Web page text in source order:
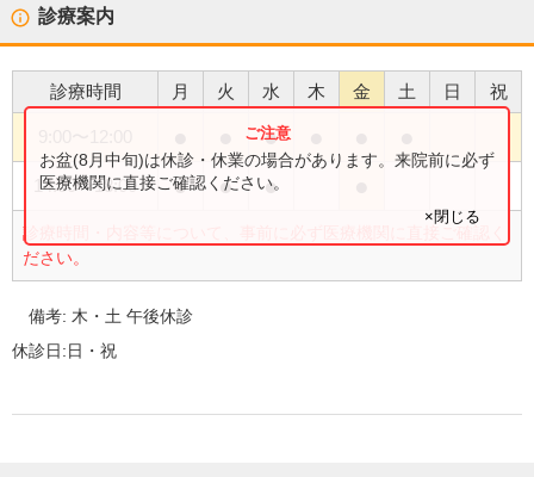
診療案内
診療時間 月 火 水 木 金 土 日 祝
●
14:00〜18:00 ● ● ●
診療時間・内容等について、事前に必ず医療機関に直接ご確認く
ださい。
お盆(8月中旬)は休診・休業の場合があります。来院前に必ず
医療機関に直接ご確認ください。
×閉じる
備考: 木・土 午後休診
休診日:日・祝